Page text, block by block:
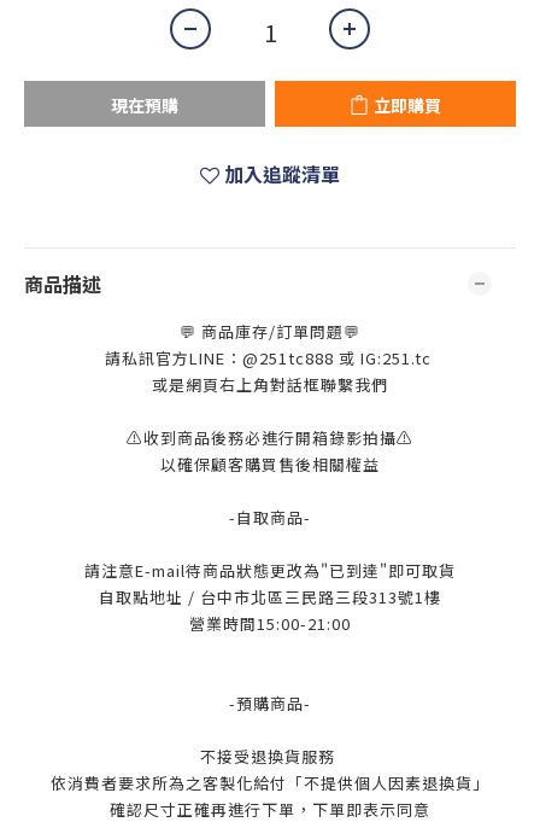
現在預購 立即購買
加入追蹤清單
商品描述
💬 商品庫存/訂單問題💬
請私訊官方LINE：@251tc888 或 IG:251.tc
或是網頁右上角對話框聯繫我們
⚠️收到商品後務必進行開箱錄影拍攝⚠️
以確保顧客購買售後相關權益
-自取商品-
請注意E-mail待商品狀態更改為"已到達"即可取貨
自取點地址 / 台中市北區三民路三段313號1樓
營業時間15:00-21:00
-預購商品-
不接受退換貨服務
依消費者要求所為之客製化給付「不提供個人因素退換貨」
確認尺寸正確再進行下單，下單即表示同意